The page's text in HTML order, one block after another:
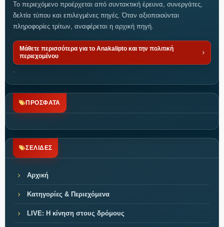
Το περιεχόμενο προέρχεται από συντακτική έρευνα, συνεργάτες,
δελτία τύπου και επιλεγμένες πηγές. Όταν αξιοποιούνται
πληροφορίες τρίτων, αναφέρεται η αρχική πηγή.
Μάθετε περισσότερα για το Anakalipto και την πολιτική
περιεχομένου
.
ΠΡΟΣΦΑΤΑ
ΣΕΛΙΔΕΣ
Αρχική
Κατηγορίες & Περιεχόμενα
LIVE: Η κίνηση στους δρόμους